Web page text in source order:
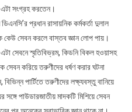
এটা সংগ্রহ করতেন।
প্রধান রাসায়নিক কর্মকর্তা দুলাল
কেউ সেবন করলে বাস্তব জ্ঞান লোপ পায়।
সেবনে স্মৃতিবিভ্রম, কিডনি বিকল হওয়াসহ
করিয়ে তরুণীদের ধর্ষণ করার ঘটনা
পার্টিতে তরুণীদের লক্ষ্যবস্তু বানিয়ে
পাউডারজাতীয় মাদকটি মিশিয়ে সেবন